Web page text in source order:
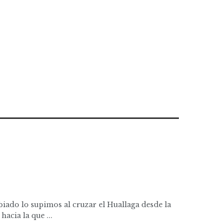
lo supimos al cruzar el Huallaga desde la
la que ...